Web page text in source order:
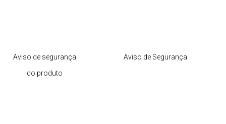
Aviso de segurança
do produto
Aviso de Segurança